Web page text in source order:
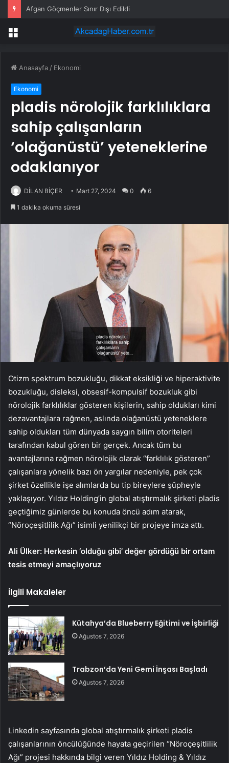
Afgan Göçmenler Sınır Dışı Edildi
Menü
Anasayfa / Ekonomi
Ekonomi
pladis nörolojik farklılıklara
sahip çalışanların
‘olağanüstü’ yeteneklerine
odaklanıyor
DİLAN BİÇER Mart 27, 2024 0 6
1 dakika okuma süresi
Otizm spektrum bozukluğu, dikkat eksikliği ve hiperaktivite
bozukluğu, disleksi, obsesif-kompulsif bozukluk gibi
nörolojik farklılıklar gösteren kişilerin, sahip oldukları kimi
dezavantajlara rağmen, aslında olağanüstü yeteneklere
sahip oldukları tüm dünyada saygın bilim otoriteleri
tarafından kabul gören bir gerçek. Ancak tüm bu
avantajlarına rağmen nörolojik olarak “farklılık gösteren”
çalışanlara yönelik bazı ön yargılar nedeniyle, pek çok
şirket özellikle işe alımlarda bu tip bireylere şüpheyle
yaklaşıyor. Yıldız Holding’in global atıştırmalık şirketi pladis
geçtiğimiz günlerde bu konuda öncü adım atarak,
“Nöroçeşitlilik Ağı” isimli yenilikçi bir projeye imza attı.
Ali Ülker: Herkesin ‘olduğu gibi’ değer gördüğü bir ortam
tesis etmeyi amaçlıyoruz
İlgili Makaleler
Kütahya’da Blueberry Eğitimi ve İşbirliği
Ağustos 7, 2026
Trabzon’da Yeni Gemi İnşası Başladı
Ağustos 7, 2026
Linkedin sayfasında global atıştırmalık şirketi pladis
çalışanlarının öncülüğünde hayata geçirilen “Nöroçeşitlilik
Ağı” projesi hakkında bilgi veren Yıldız Holding & Yıldız